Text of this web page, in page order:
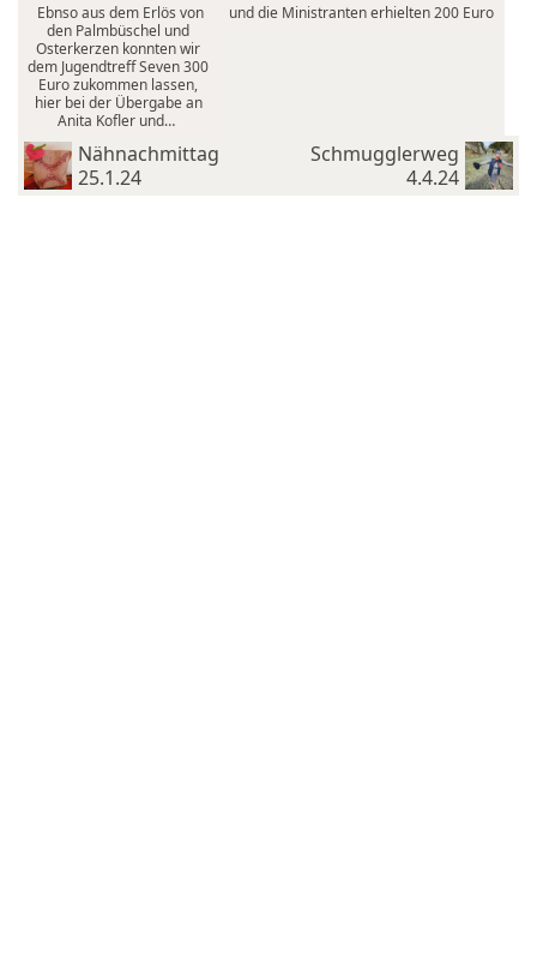
Ebnso aus dem Erlös von
den Palmbüschel und
Osterkerzen konnten wir
dem Jugendtreff Seven 300
Euro zukommen lassen,
hier bei der Übergabe an
Anita Kofler und…
und die Ministranten erhielten 200 Euro
Nähnachmittag
25.1.24
Schmugglerweg
4.4.24